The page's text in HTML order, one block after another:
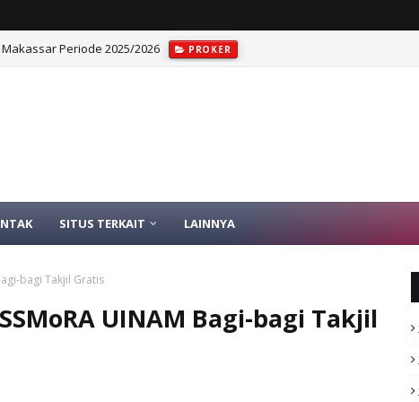
Makassar Periode 2025/2026 PROKER
SITUS TERKAIT LAINNYA
bagi Takjil Gratis
UINAM Bagi-bagi Takjil